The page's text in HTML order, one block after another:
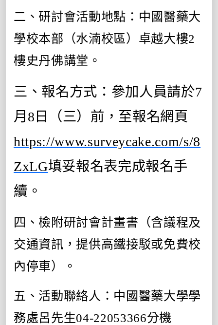
二、研討會活動地點：中國醫藥大
學校本部（水湳校區）卓越大樓2
樓史丹佛講堂。
三、報名方式：參加人員請於7
月8日（三）前，至報名網頁
https://www.surveycake.com/s/8
ZxLG填妥報名表完成報名手
續。
四、檢附研討會計畫書（含議程及
交通資訊，提供高鐵接駁或免費校
內停車）。
五、活動聯絡人：中國醫藥大學學
務處呂先生04-22053366分機